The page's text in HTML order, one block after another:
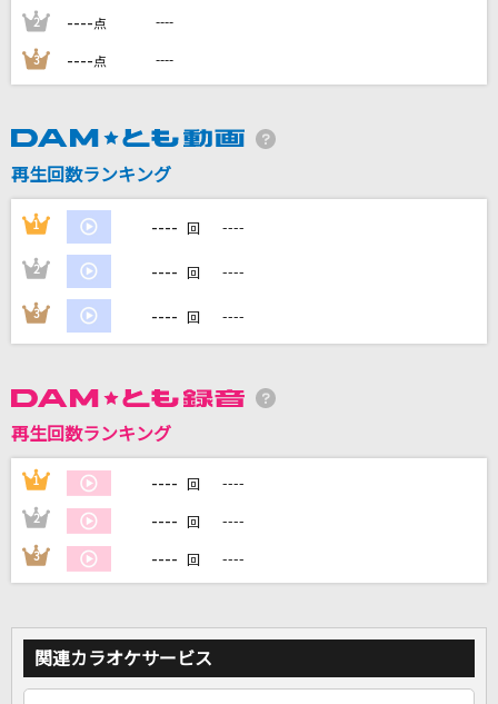
審美眼
[生音]a kind of love～BULLET TRAIN Arena
超特急
カラオケ最新情報をチェック！
2 ----点 ----
3 ----点 ----
再生回数ランキング
1 ---- 回 ----
2 ---- 回 ----
3 ---- 回 ----
再生回数ランキング
1 ---- 回 ----
2 ---- 回 ----
3 ---- 回 ----
関連カラオケサービス